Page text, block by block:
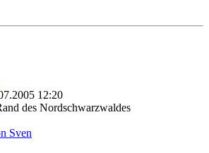
12:20
des Nordschwarzwaldes
Sven